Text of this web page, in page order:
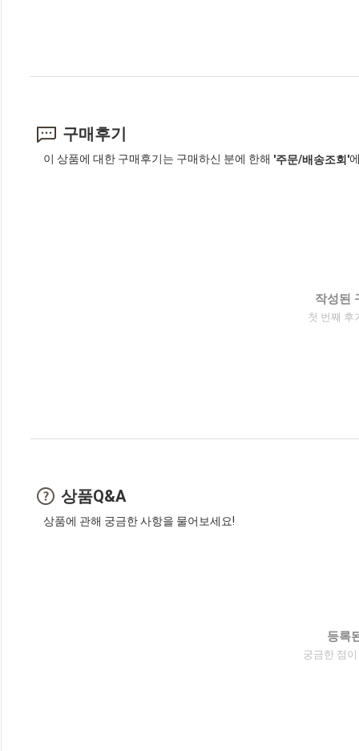
구매후기
이 상품에 대한 구매후기는 구매하신 분에 한해 '주문/배송조회'
작성된
첫 번째 후
상품Q&A
상품에 관해 궁금한 사항을 물어보세요!
등록
궁금한 점